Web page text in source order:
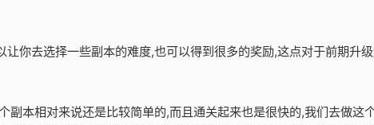
你去选择一些副本的难度,也可以得到很多的奖励,这点对于前期升
本相对来说还是比较简单的,而且通关起来也是很快的,我们去做这